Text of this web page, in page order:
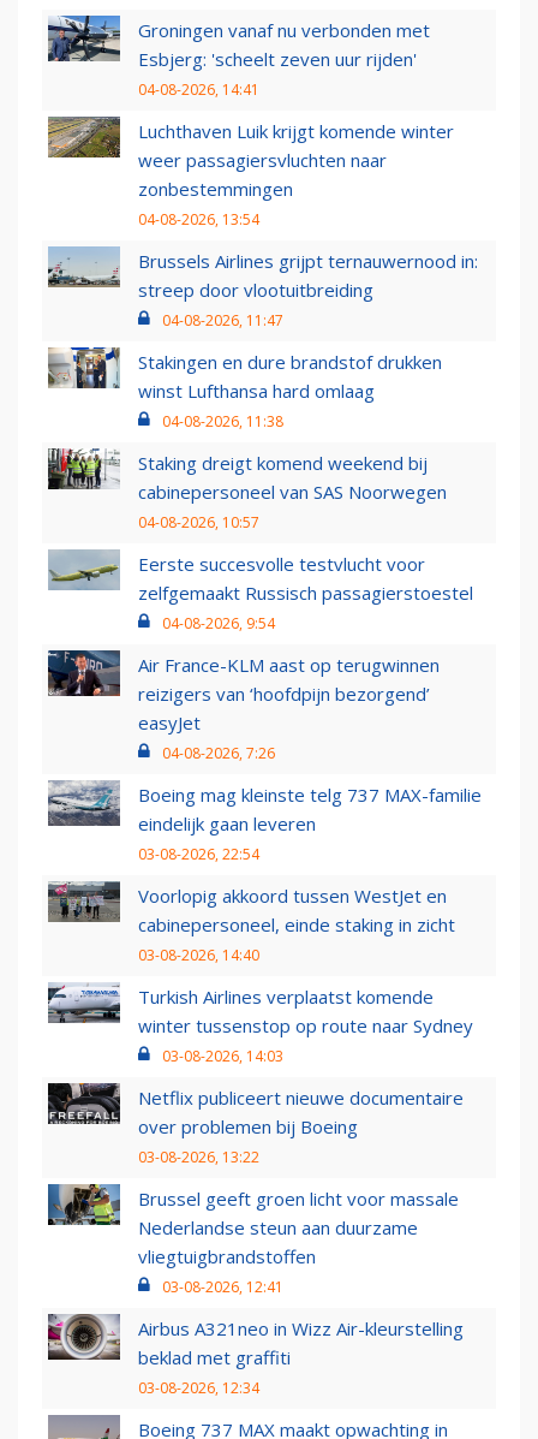
Groningen vanaf nu verbonden met
Esbjerg: 'scheelt zeven uur rijden'
04-08-2026, 14:41
Luchthaven Luik krijgt komende winter
weer passagiersvluchten naar
zonbestemmingen
04-08-2026, 13:54
Brussels Airlines grijpt ternauwernood in:
streep door vlootuitbreiding
04-08-2026, 11:47
Stakingen en dure brandstof drukken
winst Lufthansa hard omlaag
04-08-2026, 11:38
Staking dreigt komend weekend bij
cabinepersoneel van SAS Noorwegen
04-08-2026, 10:57
Eerste succesvolle testvlucht voor
zelfgemaakt Russisch passagierstoestel
04-08-2026, 9:54
Air France-KLM aast op terugwinnen
reizigers van ‘hoofdpijn bezorgend’
easyJet
04-08-2026, 7:26
Boeing mag kleinste telg 737 MAX-familie
eindelijk gaan leveren
03-08-2026, 22:54
Voorlopig akkoord tussen WestJet en
cabinepersoneel, einde staking in zicht
03-08-2026, 14:40
Turkish Airlines verplaatst komende
winter tussenstop op route naar Sydney
03-08-2026, 14:03
Netflix publiceert nieuwe documentaire
over problemen bij Boeing
03-08-2026, 13:22
Brussel geeft groen licht voor massale
Nederlandse steun aan duurzame
vliegtuigbrandstoffen
03-08-2026, 12:41
Airbus A321neo in Wizz Air-kleurstelling
beklad met graffiti
03-08-2026, 12:34
Boeing 737 MAX maakt opwachting in